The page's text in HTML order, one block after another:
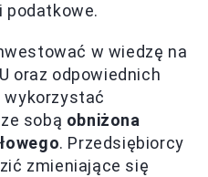
podatkowe.
w wiedzę na
oraz odpowiednich
wykorzystać
sobą obniżona
. Przedsiębiorcy
zmieniające się